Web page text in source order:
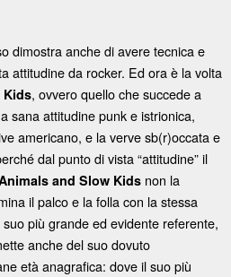
dimostra anche di avere tecnica e
attitudine da rocker. Ed ora è la volta
Kids, ovvero quello che succede a
sana attitudine punk e istrionica,
americano, e la verve sb(r)occata e
dal punto di vista “attitudine” il
and Slow Kids non la
il palco e la folla con la stessa
più grande ed evidente referente,
anche del suo dovuto
età anagrafica: dove il suo più